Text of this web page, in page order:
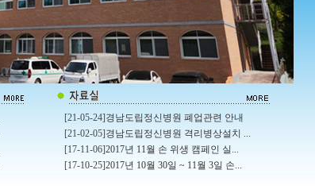
[21-05-24]경남도립정신병원 폐업관련 안내
[21-02-05]경남도립정신병원 격리병상설치 ...
[17-11-06]2017년 11월 손 위생 캠페인 실...
[17-10-25]2017년 10월 30일 ~ 11월 3일 손...